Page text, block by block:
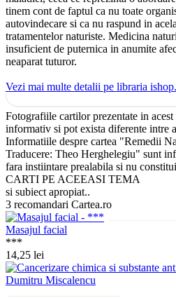
tinem cont de faptul ca nu toate
autovindecare si ca nu raspund in
tratamentelor naturiste. Medicina
insuficient de puternica in anumite
neaparat tuturor.
Vezi mai multe detalii pe libraria
Fotografiile cartilor prezentate in
informativ si pot exista diferente intre
Informatiile despre cartea "Remedii
Traducere: Theo Herghelegiu" sunt
fara instiintare prealabila si nu
CARTI PE ACEEASI TEMA
si subiect apropiat..
3 recomandari Cartea.ro
Masajul facial
***
14,25 lei